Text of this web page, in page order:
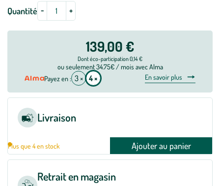
Quantité - +
139,00 €
Dont éco-participation 0,14 €
ou seulement 34.75€ / mois avec Alma
Payez en : 3 × 4 × En savoir plus
Livraison
Plus que 4 en stock Ajouter au panier
Retrait en magasin